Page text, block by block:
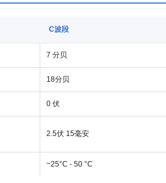
C波段
7 分贝
18分贝
0 伏
2.5伏 15毫安
~25°C - 50 °C